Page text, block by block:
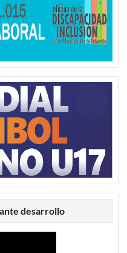
desarrollo